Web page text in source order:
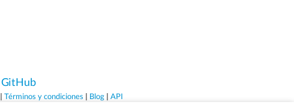
GitHub
| Términos y condiciones | Blog | API